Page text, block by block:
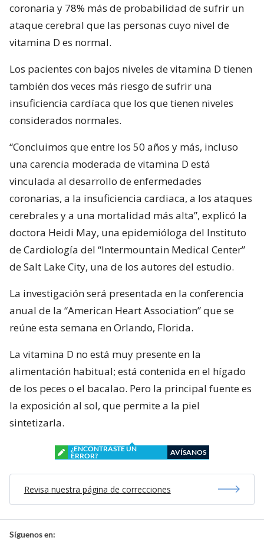
coronaria y 78% más de probabilidad de sufrir un
ataque cerebral que las personas cuyo nivel de
vitamina D es normal.
Los pacientes con bajos niveles de vitamina D tienen
también dos veces más riesgo de sufrir una
insuficiencia cardíaca que los que tienen niveles
considerados normales.
“Concluimos que entre los 50 años y más, incluso
una carencia moderada de vitamina D está
vinculada al desarrollo de enfermedades
coronarias, a la insuficiencia cardiaca, a los ataques
cerebrales y a una mortalidad más alta”, explicó la
doctora Heidi May, una epidemióloga del Instituto
de Cardiología del “Intermountain Medical Center”
de Salt Lake City, una de los autores del estudio.
La investigación será presentada en la conferencia
anual de la “American Heart Association” que se
reúne esta semana en Orlando, Florida.
La vitamina D no está muy presente en la
alimentación habitual; está contenida en el hígado
de los peces o el bacalao. Pero la principal fuente es
la exposición al sol, que permite a la piel
sintetizarla.
¿ENCONTRASTE UN
ERROR?
AVÍSANOS
Revisa nuestra página de correcciones
Síguenos en: